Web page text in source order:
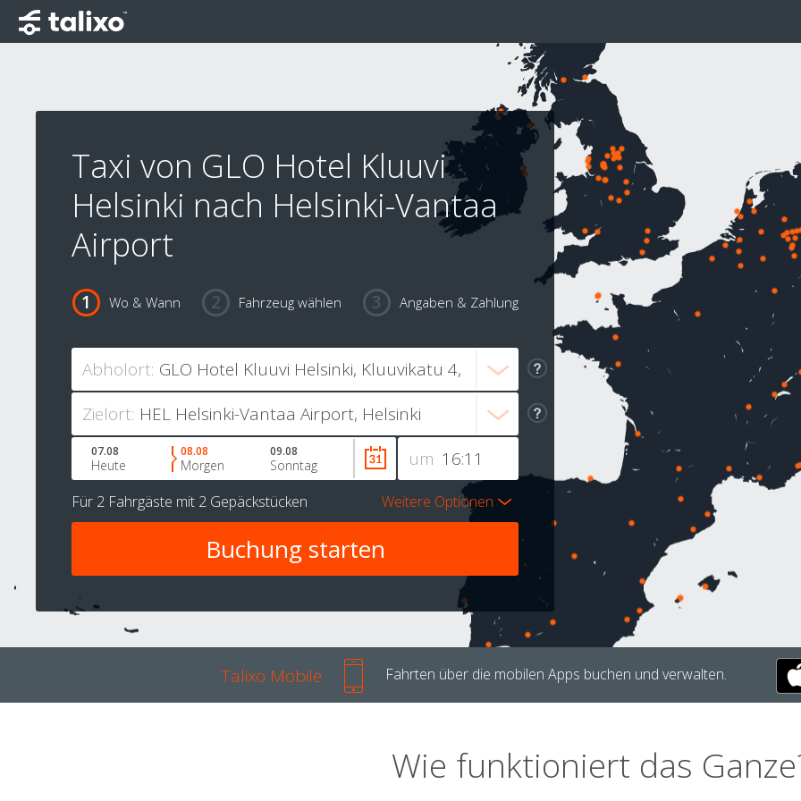
Taxi von GLO Hotel Kluuvi
Helsinki nach Helsinki-Vantaa
Airport
Wo & Wann Fahrzeug wählen Angaben & Zahlung
Abholort:
Zielort:
um
07.08
Heute
08.08
Morgen
09.08
Sonntag
Für 2 Fahrgäste mit 2 Gepäckstücken Weitere Optionen
Talixo Mobile Fahrten über die mobilen Apps buchen und verwalten.
Wie funktioniert das